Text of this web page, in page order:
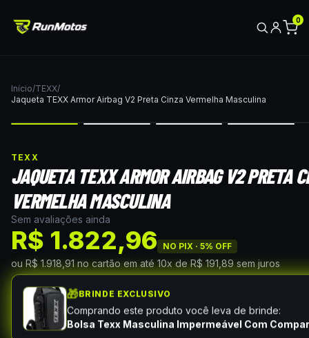
0
Início/TEXX/
Jaqueta TEXX Armor Airbag V2 Preta Cinza Vermelha Masculina
TEXX
JAQUETA TEXX ARMOR AIRBAG V2 PRETA
VERMELHA MASCULINA
Sem avaliações ainda
R$ 1.822,96 NO PIX · 5% OFF
ou R$ 1.918,91 no cartão em até 10x de R$ 191,89 sem juros
🎁BRINDE EXCLUSIVO
Comprando este produto você leva de brinde:
Bolsa Texx Masculina Impermeável Com